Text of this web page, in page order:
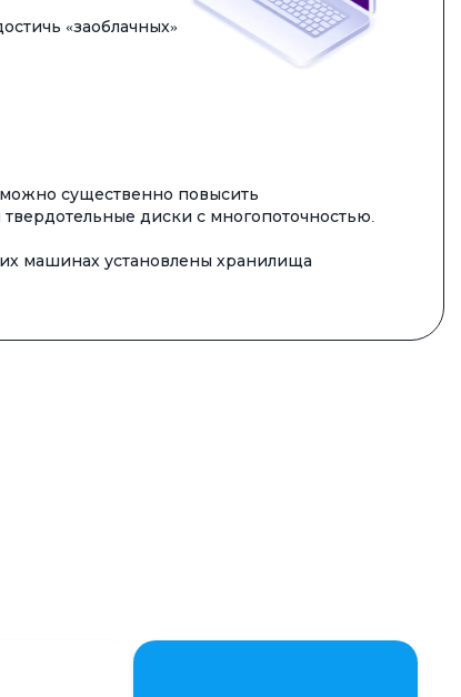
«заоблачных»
существенно повысить
диски с многопоточностью.
машинах установлены хранилища